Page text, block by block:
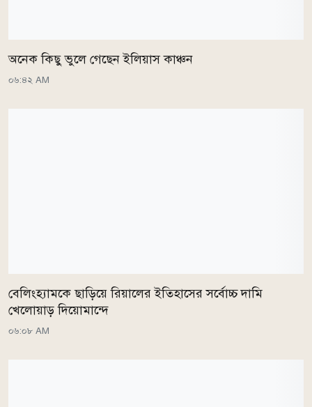
অনেক কিছু ভুলে গেছেন ইলিয়াস কাঞ্চন
০৬:৪২ AM
বেলিংহ্যামকে ছাড়িয়ে রিয়ালের ইতিহাসের সর্বোচ্চ দামি
খেলোয়াড় দিয়োমান্দে
০৬:০৮ AM